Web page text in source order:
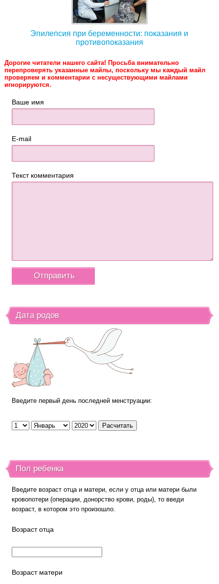
Эпилепсия при беременности: показания и
противопоказания
Дорогие читатели нашего сайта! Просьба внимательно
перепроверять указанные майлы, поскольку мы каждый майл
проверяем и комментарии с несуществующими майлами
игнорируются.
Ваше имя
E-mail
Текст комментария
Дата родов
Введите первый день последней менструации:
Пол ребенка
Введите возраст отца и матери, если у отца или матери были
кровопотери (операции, донорство крови, роды), то введи
возраст, в котором это произошло.
Возраст отца
Возраст матери